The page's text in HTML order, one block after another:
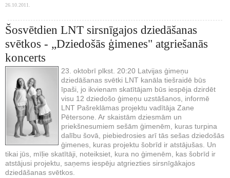
26.10.2011.
Šosvētdien LNT sirsnīgajos dziedāšanas
svētkos - „Dziedošās ģimenes" atgriešanās
koncerts
23. oktobrī plkst. 20:20 Latvijas ģimeņu
dziedāšanas svētki LNT kanāla tiešraidē būs
īpaši, jo ikvienam skatītājam būs iespēja dzirdēt
visu 12 dziedošo ģimeņu uzstāšanos, informē
LNT Pašreklāmas projektu vadītāja Zane
Pētersone. Ar skaistām dziesmām un
priekšnesumiem sešām ģimenēm, kuras turpina
dalību šovā, piebiedrosies arī tās sešas dziedošās
ģimenes, kuras projektu šobrīd ir atstājušas. Un
tikai jūs, mīļie skatītāji, noteiksiet, kura no ģimenēm, kas šobrīd ir
atstājusi projektu, saņems iespēju atgriezties sirsnīgākajos
dziedāšanas svētkos.